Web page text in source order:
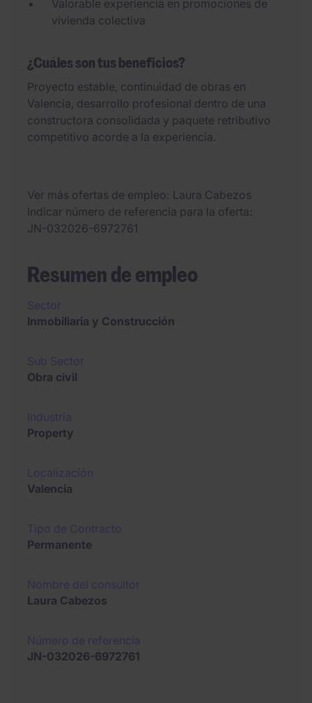
Valorable experiencia en promociones de
vivienda colectiva
¿Cuáles son tus beneficios?
Proyecto estable, continuidad de obras en
Valencia, desarrollo profesional dentro de una
constructora consolidada y paquete retributivo
competitivo acorde a la experiencia.
Ver más ofertas de empleo
Laura Cabezos
Indicar número de referencia para la oferta
JN-032026-6972761
Resumen de empleo
Inmobiliaria y Construcción
Obra civil
Property
Valencia
Permanente
Laura Cabezos
JN-032026-6972761